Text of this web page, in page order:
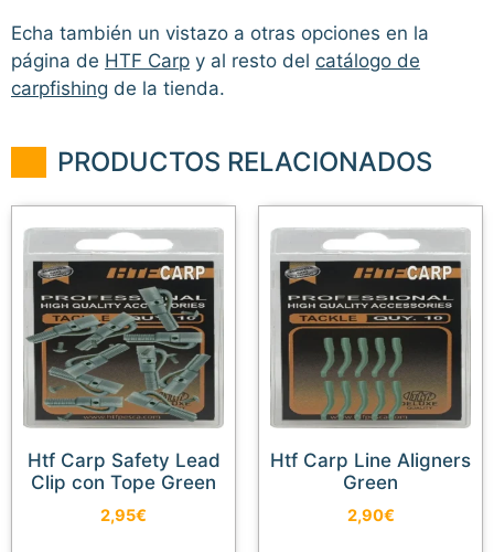
Echa también un vistazo a otras opciones en la
página de HTF Carp y al resto del catálogo de
carpfishing de la tienda.
PRODUCTOS RELACIONADOS
Htf Carp Safety Lead
Clip con Tope Green
2,95€
Htf Carp Line Aligners
Green
2,90€